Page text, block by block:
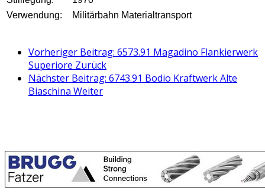
Verwendung:
Militärbahn Materialtransport
Vorheriger Beitrag: 6573.91 Magadino Flankierwerk
Superiore Zurück
Nächster Beitrag: 6743.91 Bodio Kraftwerk Alte
Biaschina Weiter